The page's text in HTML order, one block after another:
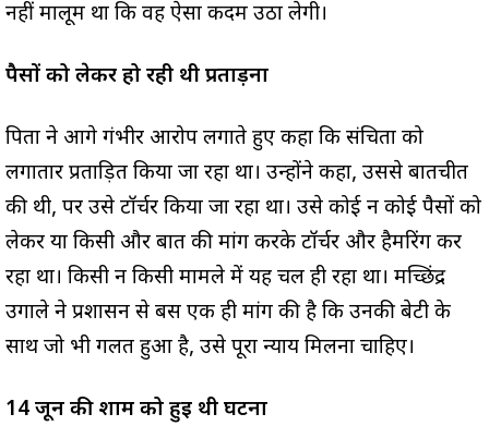
नहीं मालूम था कि वह ऐसा कदम उठा लेगी।
पैसों को लेकर हो रही थी प्रताड़ना
पिता ने आगे गंभीर आरोप लगाते हुए कहा कि संचिता को
लगातार प्रताड़ित किया जा रहा था। उन्होंने कहा, उससे बातचीत
की थी, पर उसे टॉर्चर किया जा रहा था। उसे कोई न कोई पैसों को
लेकर या किसी और बात की मांग करके टॉर्चर और हैमरिंग कर
रहा था। किसी न किसी मामले में यह चल ही रहा था। मच्छिंद्र
उगाले ने प्रशासन से बस एक ही मांग की है कि उनकी बेटी के
साथ जो भी गलत हुआ है, उसे पूरा न्याय मिलना चाहिए।
14 जून की शाम को हुई थी घटना